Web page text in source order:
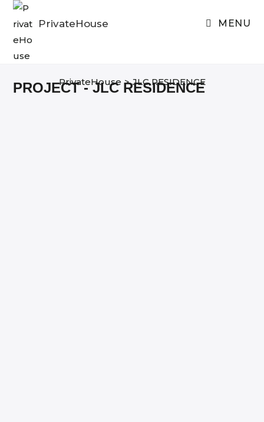
Skip
content
PrivateHouse MENU
PrivateHouse > JLC RESIDENCE
PROJECT - JLC RESIDENCE